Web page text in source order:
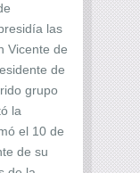
las
de
de
grupo
la
el 10 de
de su